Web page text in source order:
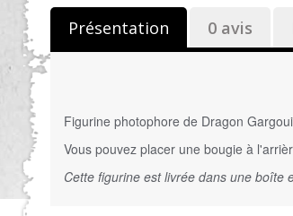
Présentation 0 avis
Figurine photophore de Dragon
Vous pouvez placer une bougie à
Cette figurine est livrée dans une boîte